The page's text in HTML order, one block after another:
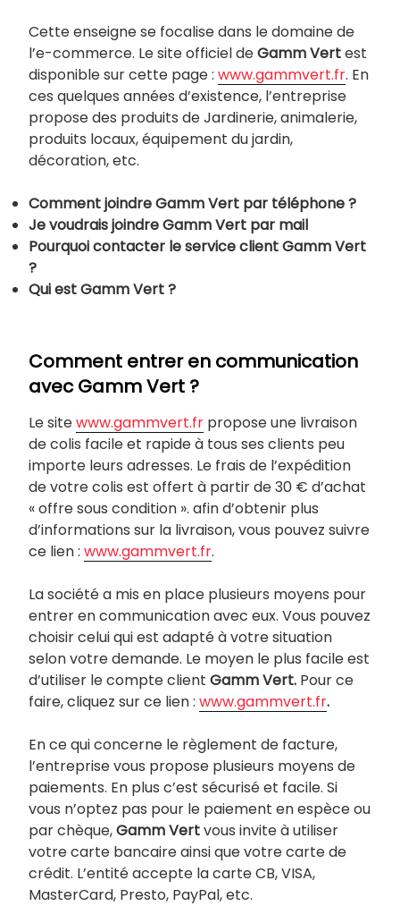
Cette enseigne se focalise dans le domaine de
l’e-commerce. Le site officiel deGamm Vertest
disponible sur cette page : www.gammvert.fr. En
ces quelques années d’existence, l’entreprise
propose des produits de Jardinerie, animalerie,
produits locaux, équipement du jardin,
décoration, etc.
Comment joindreGamm Vert par téléphone ?
Je voudrais joindreGamm Vert par mail
Pourquoi contacter le service clientGamm Vert
?
Qui estGamm Vert ?
Comment entrer en communication
avec Gamm Vert ?
Le sitewww.gammvert.fr propose une livraison
de colis facile et rapide à tous ses clients peu
importe leurs adresses. Le frais de l’expédition
de votre colis est offert à partir de 30 € d’achat
« offre sous condition ». afin d’obtenir plus
d’informations sur la livraison, vous pouvez suivre
ce lien : www.gammvert.fr.
La société a mis en place plusieurs moyens pour
entrer en communication avec eux. Vous pouvez
choisir celui qui est adapté à votre situation
selon votre demande. Le moyen le plus facile est
d’utiliser le compte client Gamm Vert. Pour ce
faire, cliquez sur ce lien : www.gammvert.fr.
En ce qui concerne le règlement de facture,
l’entreprise vous propose plusieurs moyens de
paiements. En plus c’est sécurisé et facile. Si
vous n’optez pas pour le paiement en espèce ou
par chèque,Gamm Vertvous invite à utiliser
votre carte bancaire ainsi que votre carte de
crédit. L’entité accepte la carte CB, VISA,
MasterCard, Presto, PayPal, etc.